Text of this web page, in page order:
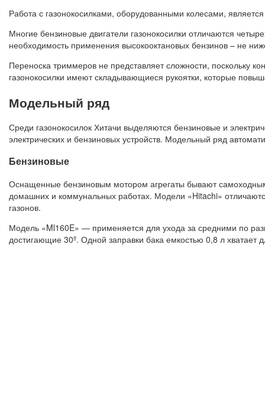
Работа с газонокосилками, оборудованными колесами,
Многие бензиновые двигатели газонокосилки отличаются
необходимость применения высокооктановых бензинов – не
Переноска триммеров не представляет сложности, поскольку
газонокосилки имеют складывающиеся рукоятки, которые
Модельный ряд
Среди газонокосилок Хитачи выделяются бензиновые и
электрических и бензиновых устройств. Модельный ряд
Бензиновые
Оснащенные бензиновым мотором агрегаты бывают
домашних и коммунальных работах. Модели «Hitachi»
газонов.
Модель «Ml160E» — применяется для ухода за средними по
достигающие 30º. Одной заправки бака емкостью 0,8 л